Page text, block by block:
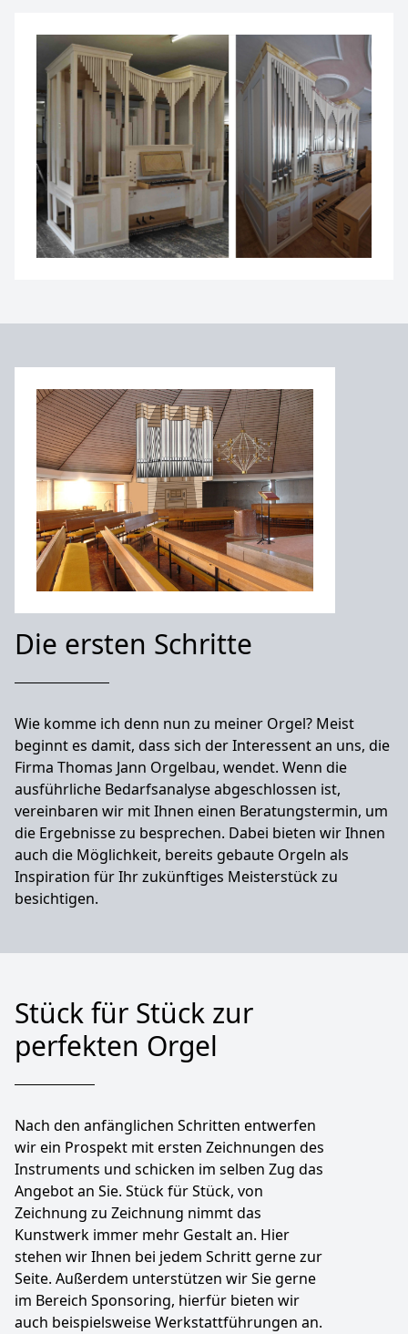
Die ersten Schritte
Wie komme ich denn nun zu meiner Orgel? Meist
beginnt es damit, dass sich der Interessent an uns, die
Firma Thomas Jann Orgelbau, wendet. Wenn die
ausführliche Bedarfsanalyse abgeschlossen ist,
vereinbaren wir mit Ihnen einen Beratungstermin, um
die Ergebnisse zu besprechen. Dabei bieten wir Ihnen
auch die Möglichkeit, bereits gebaute Orgeln als
Inspiration für Ihr zukünftiges Meisterstück zu
besichtigen.
Stück für Stück zur
perfekten Orgel
Nach den anfänglichen Schritten entwerfen
wir ein Prospekt mit ersten Zeichnungen des
Instruments und schicken im selben Zug das
Angebot an Sie. Stück für Stück, von
Zeichnung zu Zeichnung nimmt das
Kunstwerk immer mehr Gestalt an. Hier
stehen wir Ihnen bei jedem Schritt gerne zur
Seite. Außerdem unterstützen wir Sie gerne
im Bereich Sponsoring, hierfür bieten wir
auch beispielsweise Werkstattführungen an.